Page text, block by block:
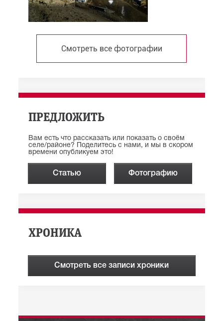
Смотреть все фотографии
ПРЕДЛОЖИТЬ
Вам есть что рассказать или показать о своём
селе/районе? Поделитесь с нами, и мы в скором
времени опубликуем это!
Статью Фотографию
ХРОНИКА
Смотреть все записи хроники